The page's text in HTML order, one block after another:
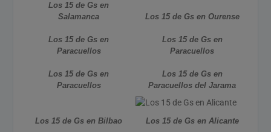
Los 15 de Gs en
Salamanca
Los 15 de Gs en Ourense
Los 15 de Gs en
Paracuellos
Los 15 de Gs en
Paracuellos
Los 15 de Gs en
Paracuellos
Los 15 de Gs en
Paracuellos del Jarama
Los 15 de Gs en Bilbao Los 15 de Gs en Alicante